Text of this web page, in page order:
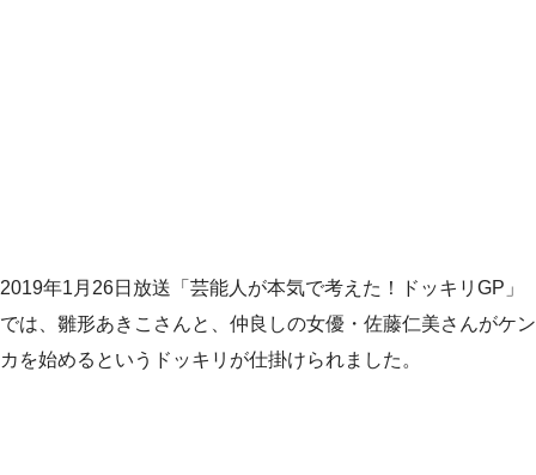
2019年1月26日放送「芸能人が本気で考えた！ドッキリGP」
では、雛形あきこさんと、仲良しの女優・佐藤仁美さんがケン
カを始めるというドッキリが仕掛けられました。